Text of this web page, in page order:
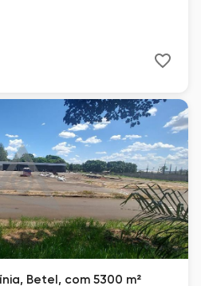
Betel, com 5300 m²